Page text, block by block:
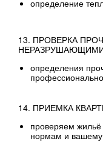
определение
13. ПРОВЕРКА
определения
14. ПРИЕМКА
проверяем жильё
нормам и вашему